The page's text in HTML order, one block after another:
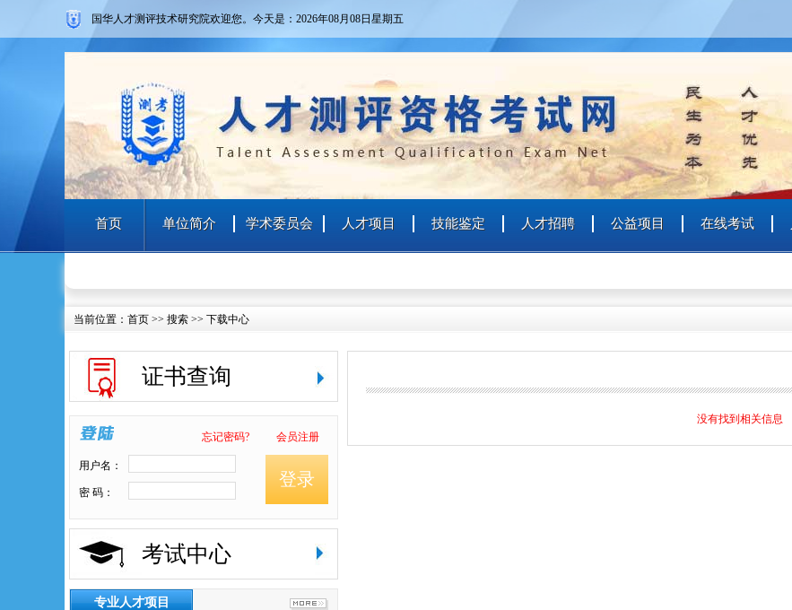
用户名
登录 注册
个人 企业 艺术人才 特殊群众
用户名
注册 登录
国华人才测评技术研究院欢迎您。 今天是：2026年08月08日 星期五
首页 单位简介 学术委员会 人才项目 技能鉴定 人才招聘 公益项目 在线考试
当前位置： 首页 >> 搜索 >> 下载中心
没有找到相关信息
证书查询
忘记密码? 会员注册
登录
用户名：
密 码：
考试中心
专业人才项目